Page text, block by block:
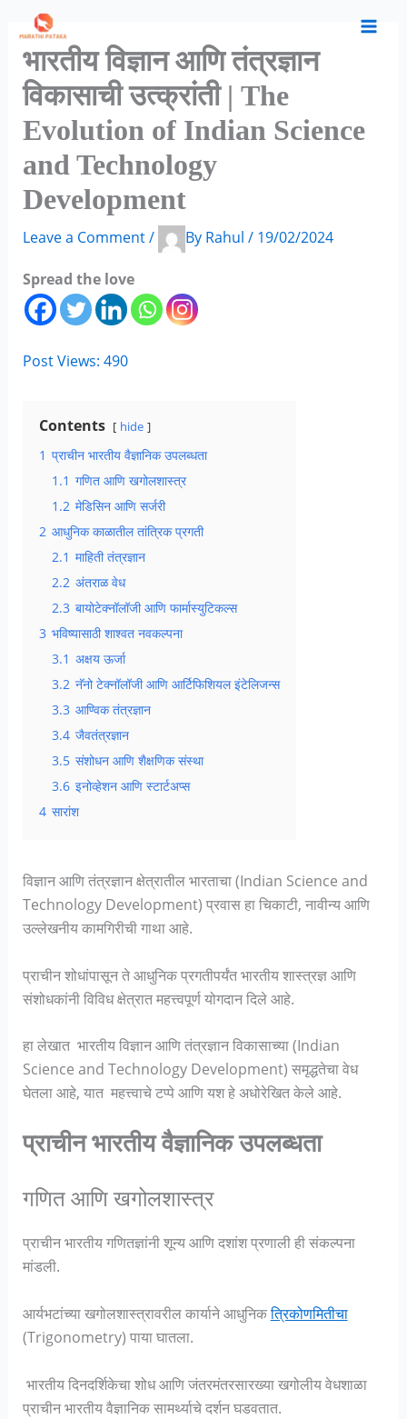
content
भारतीय विज्ञान आणि तंत्रज्ञान
विकासाची उत्क्रांती | The
Evolution of Indian Science
and Technology
Development
Leave a Comment/ By Rahul / 19/02/2024
Spread the love
Post Views: 490
Contents hide
1 प्राचीन भारतीय वैज्ञानिक उपलब्धता
1.1 गणित आणि खगोलशास्त्र
1.2 मेडिसिन आणि सर्जरी
2 आधुनिक काळातील तांत्रिक प्रगती
2.1 माहिती तंत्रज्ञान
2.2 अंतराळ वेध
2.3 बायोटेक्नॉलॉजी आणि फार्मास्युटिकल्स
3 भविष्यासाठी शाश्वत नवकल्पना
3.1 अक्षय ऊर्जा
3.2 नॅनो टेक्नॉलॉजी आणि आर्टिफिशियल इंटेलिजन्स
3.3 आण्विक तंत्रज्ञान
3.4 जैवतंत्रज्ञान
3.5 संशोधन आणि शैक्षणिक संस्था
3.6 इनोव्हेशन आणि स्टार्टअप्स
4 सारांश
विज्ञान आणि तंत्रज्ञान क्षेत्रातील भारताचा (Indian Science and
Technology Development) प्रवास हा चिकाटी, नावीन्य आणि
उल्लेखनीय कामगिरीची गाथा आहे.
प्राचीन शोधांपासून ते आधुनिक प्रगतीपर्यंत भारतीय शास्त्रज्ञ आणि
संशोधकांनी विविध क्षेत्रात महत्त्वपूर्ण योगदान दिले आहे.
हा लेखात भारतीय विज्ञान आणि तंत्रज्ञान विकासाच्या (Indian
Science and Technology Development) समृद्धतेचा वेध
घेतला आहे, यात महत्त्वाचे टप्पे आणि यश हे अधोरेखित केले आहे.
प्राचीन भारतीय वैज्ञानिक उपलब्धता
गणित आणि खगोलशास्त्र
प्राचीन भारतीय गणितज्ञांनी शून्य आणि दशांश प्रणाली ही संकल्पना
मांडली.
आर्यभटांच्या खगोलशास्त्रावरील कार्याने आधुनिकत्रिकोणमितीचा
(Trigonometry) पाया घातला.
भारतीय दिनदर्शिकेचा शोध आणि जंतरमंतरसारख्या खगोलीय वेधशाळा
प्राचीन भारतीय वैज्ञानिक सामर्थ्याचे दर्शन घडवतात.
a
e
o
r
e
s
r
c
h
v
e